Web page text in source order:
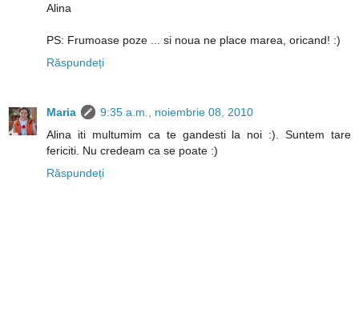
Alina
PS: Frumoase poze ... si noua ne place marea, oricand! :)
Răspundeți
Maria
9:35 a.m., noiembrie 08, 2010
Alina iti multumim ca te gandesti la noi :). Suntem tare
fericiti. Nu credeam ca se poate :)
Răspundeți